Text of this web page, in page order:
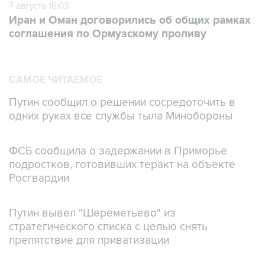
7 августа 16:03
Иран и Оман договорились об общих рамках
соглашения по Ормузскому проливу
САМОЕ ЧИТАЕМОЕ
Путин сообщил о решении сосредоточить в
одних руках все службы тыла Минобороны
ФСБ сообщила о задержании в Приморье
подростков, готовивших теракт на объекте
Росгвардии
Путин вывел "Шереметьево" из
стратегического списка с целью снять
препятствие для приватизации